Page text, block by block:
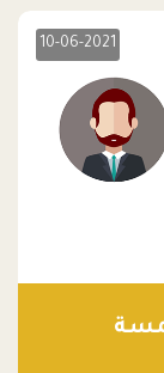
10-06-2021